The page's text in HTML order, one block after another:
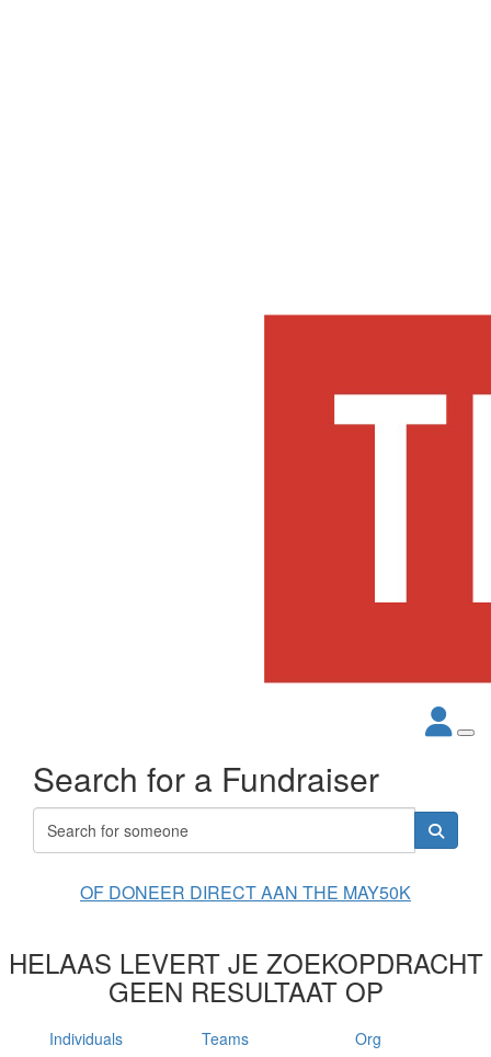
Search for a Fundraiser
OF DONEER DIRECT AAN THE MAY50K
HELAAS LEVERT JE ZOEKOPDRACHT
GEEN RESULTAAT OP
Individuals Teams
Org